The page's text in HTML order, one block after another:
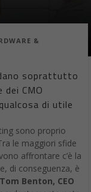
&
soprattutto
CMO
di utile
sono proprio
le maggiori sfide
affrontare c’è la
di conseguenza, è
Tom Benton, CEO